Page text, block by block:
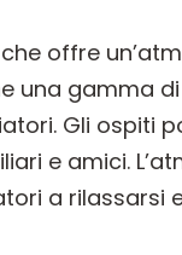
offre
una gamma
Gli ospiti
e amici.
a rilassarsi